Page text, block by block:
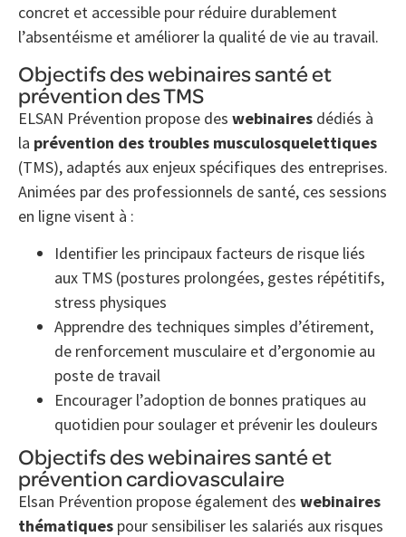
concret et accessible pour réduire durablement
l’absentéisme et améliorer la qualité de vie au travail.
Objectifs des webinaires santé et
prévention des TMS
ELSAN Prévention propose des webinaires dédiés à
la prévention des troubles musculosquelettiques
(TMS), adaptés aux enjeux spécifiques des entreprises.
Animées par des professionnels de santé, ces sessions
en ligne visent à :
Identifier les principaux facteurs de risque liés
aux TMS (postures prolongées, gestes répétitifs,
stress physiques
Apprendre des techniques simples d’étirement,
de renforcement musculaire et d’ergonomie au
poste de travail
Encourager l’adoption de bonnes pratiques au
quotidien pour soulager et prévenir les douleurs
Objectifs des webinaires santé et
prévention cardiovasculaire
Elsan Prévention propose également des webinaires
thématiques pour sensibiliser les salariés aux risques